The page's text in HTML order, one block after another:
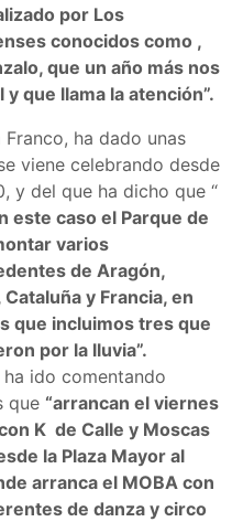
por Los
conocidos como ,
que un año más nos
que llama la atención”.
ha dado unas
viene celebrando desde
y del que ha dicho que “
este caso el Parque de
varios
de Aragón,
y Francia, en
que incluimos tres que
por la lluvia”.
ido comentando
que “arrancan el viernes
K de Calle y Moscas
la Plaza Mayor al
arranca el MOBA con
de danza y circo